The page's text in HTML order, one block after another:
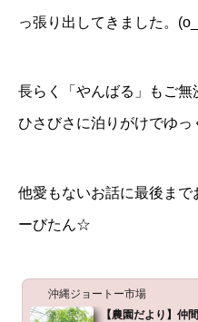
っ張り出してきました。
長らく「やんばる」もご無
ひさびさに泊りがけでゆっ
他愛もないお話に最後ま
ーびたん☆
沖縄ジョートー市場
【農園だより】仲